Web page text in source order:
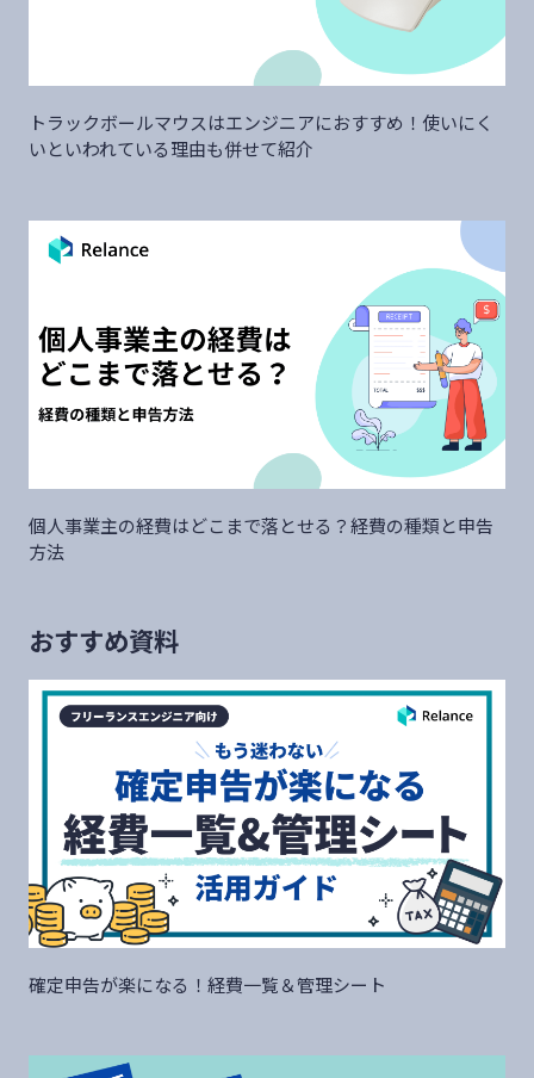
トラックボールマウスはエンジニアにおすすめ！使いにく
いといわれている理由も併せて紹介
個人事業主の経費はどこまで落とせる？経費の種類と申告
方法
おすすめ資料
確定申告が楽になる！経費一覧＆管理シート